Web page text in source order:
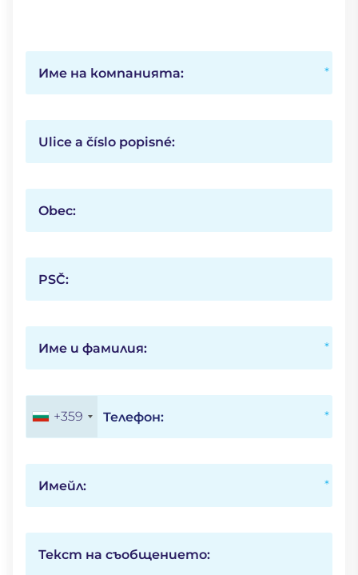
Име на компанията:
Ulice a číslo popisné:
Obec:
PSČ:
Име и фамилия:
Телефон:
+359
Имейл:
Текст на съобщението: